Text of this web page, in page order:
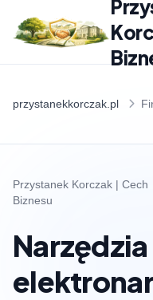
przystanekkorczak.pl
Przystanek Korczak | Cech
Biznesu
Narzędzia